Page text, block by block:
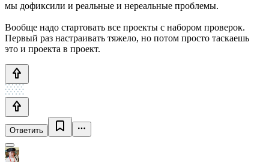
мы дофиксили и реальные и нереальные проблемы.
Вообще надо стартовать все проекты с набором проверок.
Первый раз настраивать тяжело, но потом просто таскаешь
это и проекта в проект.
Ответить